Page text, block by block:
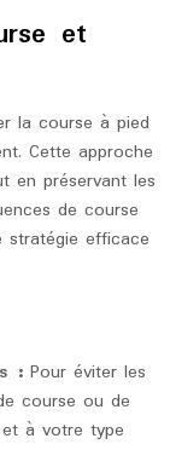
et
la course à pied
Cette approche
en préservant les
de course
efficace
: Pour éviter les
course ou de
à votre type